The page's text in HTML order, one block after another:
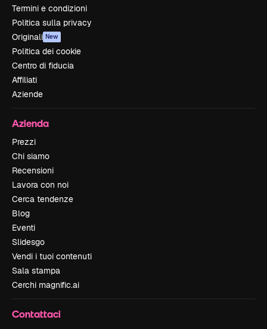
Termini e condizioni
Politica sulla privacy
Originali New
Politica dei cookie
Centro di fiducia
Affiliati
Aziende
Azienda
Prezzi
Chi siamo
Recensioni
Lavora con noi
Cerca tendenze
Blog
Eventi
Slidesgo
Vendi i tuoi contenuti
Sala stampa
Cerchi magnific.ai
Contattaci